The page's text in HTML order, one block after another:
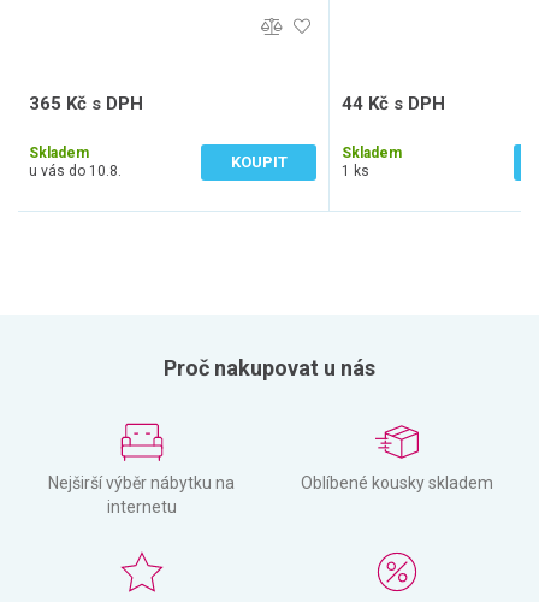
365 Kč s DPH
Skladem
u vás do 10.8.
KOUPIT
44 Kč s DPH
Skladem
1 ks
Proč nakupovat u nás
Nejširší výběr nábytku na
internetu
Oblíbené kousky skladem